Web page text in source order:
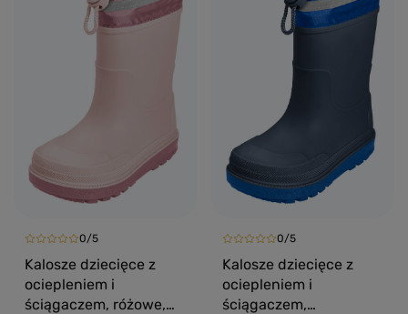
0/5
Kalosze dziecięce z
ociepleniem i
ściągaczem, różowe,
0/5
Kalosze dziecięce z
ociepleniem i
ściągaczem,